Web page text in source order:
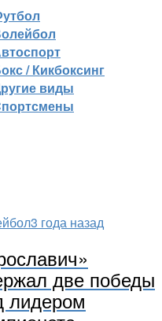
/ Кикбоксинг
виды
3 года назад
две победы
лидером